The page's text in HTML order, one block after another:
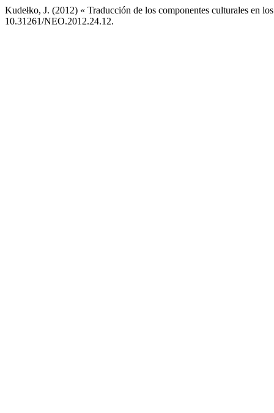
Kudełko, J. (2012) « Traducción de los componentes culturales en
10.31261/NEO.2012.24.12.